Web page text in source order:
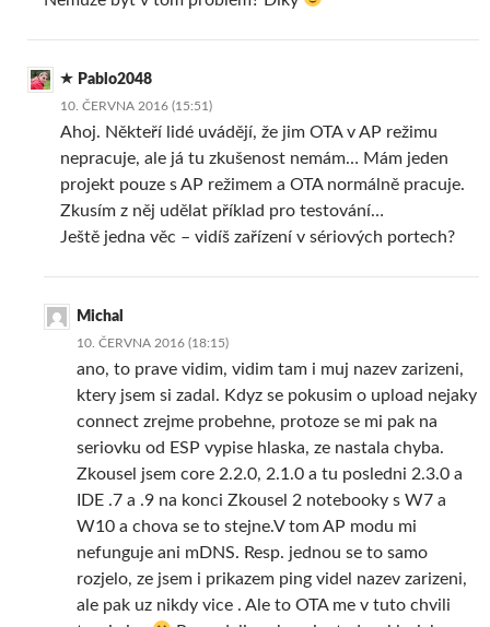
Pablo2048
10. ČERVNA 2016 (15:51)
Ahoj. Někteří lidé uvádějí, že jim OTA v AP režimu
nepracuje, ale já tu zkušenost nemám… Mám jeden
projekt pouze s AP režimem a OTA normálně pracuje.
Zkusím z něj udělat příklad pro testování…
Ještě jedna věc – vidíš zařízení v sériových portech?
Michal
10. ČERVNA 2016 (18:15)
ano, to prave vidim, vidim tam i muj nazev zarizeni,
ktery jsem si zadal. Kdyz se pokusim o upload nejaky
connect zrejme probehne, protoze se mi pak na
seriovku od ESP vypise hlaska, ze nastala chyba.
Zkousel jsem core 2.2.0, 2.1.0 a tu posledni 2.3.0 a
IDE .7 a .9 na konci Zkousel 2 notebooky s W7 a
W10 a chova se to stejne.V tom AP modu mi
nefunguje ani mDNS. Resp. jednou se to samo
rozjelo, ze jsem i prikazem ping videl nazev zarizeni,
ale pak uz nikdy vice . Ale to OTA me v tuto chvili